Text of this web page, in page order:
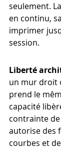
seulement.
en continu,
imprimer
session.
Liberté
un mur droit
prend le
capacité
contrainte
autorise des
courbes et